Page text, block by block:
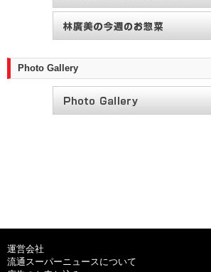
Photo Gallery
運営会社
流通スーパーニュースについて